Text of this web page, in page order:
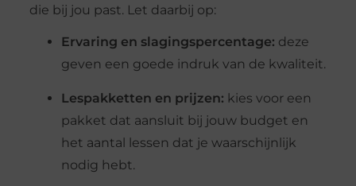
die bij jou past. Let daarbij op:
Ervaring en slagingspercentage: deze
geven een goede indruk van de kwaliteit.
Lespakketten en prijzen: kies voor een
pakket dat aansluit bij jouw budget en
het aantal lessen dat je waarschijnlijk
nodig hebt.